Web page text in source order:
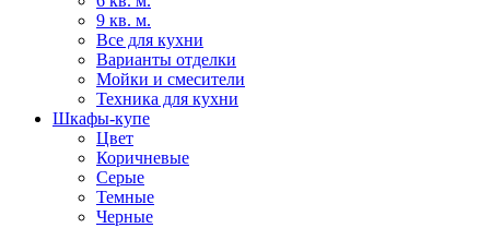
9 кв. м.
Все для кухни
Варианты отделки
Мойки и смесители
Техника для кухни
Шкафы-купе
Цвет
Коричневые
Серые
Темные
Черные